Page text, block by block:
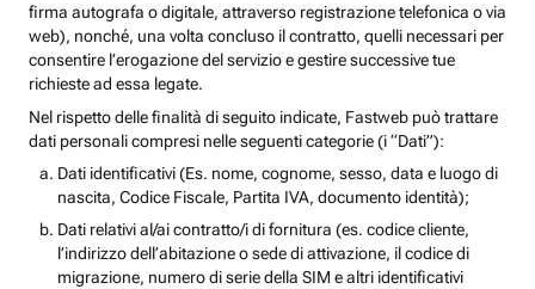
firma autografa o digitale, attraverso registrazione telefonica o via
web), nonché, una volta concluso il contratto, quelli necessari per
consentire l’erogazione del servizio e gestire successive tue
richieste ad essa legate.
Nel rispetto delle finalità di seguito indicate, Fastweb può trattare
dati personali compresi nelle seguenti categorie (i “Dati”):
Dati identificativi (Es. nome, cognome, sesso, data e luogo di
nascita, Codice Fiscale, Partita IVA, documento identità);
Dati relativi al/ai contratto/i di fornitura (es. codice cliente,
l’indirizzo dell’abitazione o sede di attivazione, il codice di
migrazione, numero di serie della SIM e altri identificativi